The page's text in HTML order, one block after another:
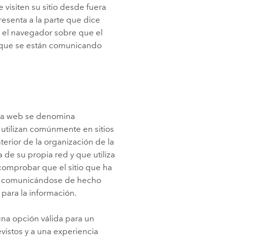
visiten su sitio desde fuera
a la parte que dice
navegador sobre que el
se están comunicando
web se denomina
comúnmente en sitios
de la organización de la
de su propia red y que utiliza
que el sitio que ha
de hecho
la información.
opción válida para un
y a una experiencia